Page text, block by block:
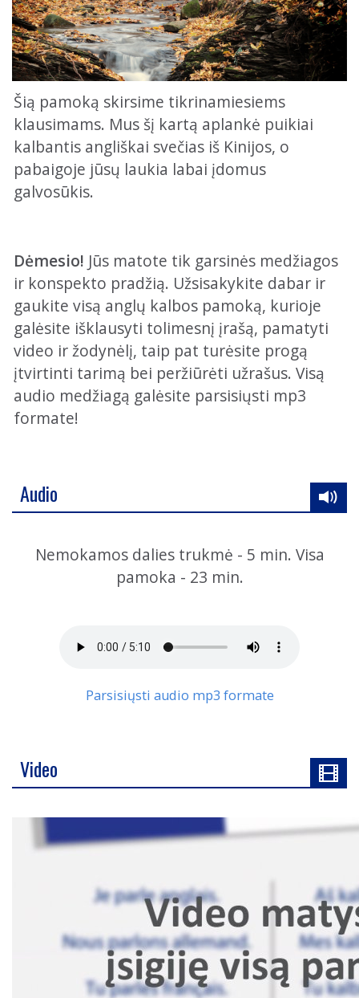
Šią pamoką skirsime tikrinamiesiems
klausimams. Mus šį kartą aplankė puikiai
kalbantis angliškai svečias iš Kinijos, o
pabaigoje jūsų laukia labai įdomus
galvosūkis.
Dėmesio! Jūs matote tik garsinės medžiagos
ir konspekto pradžią. Užsisakykite dabar ir
gaukite visą anglų kalbos pamoką, kurioje
galėsite išklausyti tolimesnį įrašą, pamatyti
video ir žodynėlį, taip pat turėsite progą
įtvirtinti tarimą bei peržiūrėti užrašus. Visą
audio medžiagą galėsite parsisiųsti mp3
formate!
Audio
Nemokamos dalies trukmė - 5 min. Visa
pamoka - 23 min.
Parsisiųsti audio mp3 formate
Video